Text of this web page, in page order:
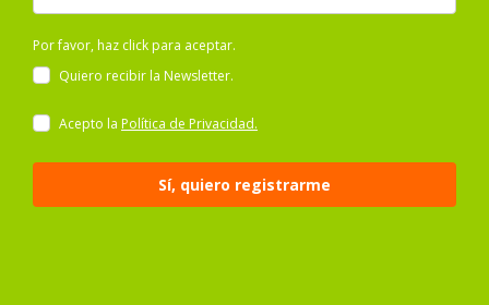
Por favor, haz click para aceptar.
Quiero recibir la Newsletter.
Acepto la Política de Privacidad.
Sí, quiero registrarme